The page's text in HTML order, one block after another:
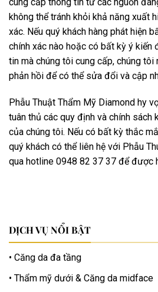
không thể tránh khỏi khả năng xuất
xác. Nếu quý khách hàng phát hiện
chính xác nào hoặc có bất kỳ ý kiến
tin mà chúng tôi cung cấp, chúng
phản hồi để có thể sửa đổi và cập
Phẫu Thuật Thẩm Mỹ Diamond hy
tuân thủ các quy định và chính
của chúng tôi. Nếu có bất kỳ thắc
quý khách có thể liên hệ với Phẫu
qua hotline 0948 82 37 37 để được
DỊCH VỤ NỔI BẬT
Căng da đa tầng
Thẩm mỹ dưới & Căng da midface